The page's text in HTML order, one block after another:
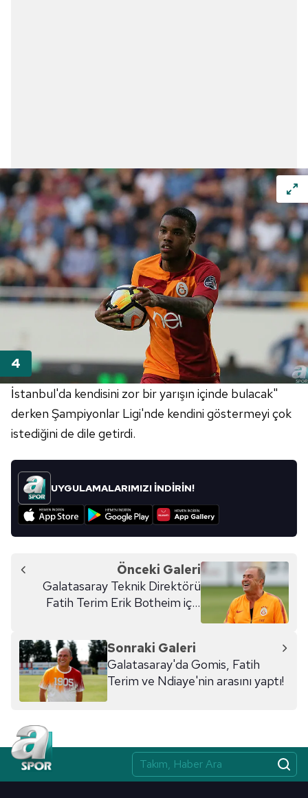
vasıtasıyla belirleyebilirsiniz. Çerezlere ilişkin detaylı bilgi
için Ayarlar butonuna tıklayabilir,
Çerez Bilgilendirme
Metnimiziziyaret edebilirsiniz.
6698 sayılı Kişisel Verilerin Korunması Kanunu uyarınca
hazırlanmış Aydınlatma Metnimizi okumak ve sitemizde
ilgili mevzuata uygun olarak kullanılan çerezlerle ilgili bilgi
almak için lütfentıklayınız.
İstanbul'da kendisini zor bir yarışın içinde bulacak"
derken Şampiyonlar Ligi'nde kendini göstermeyi çok
istediğini de dile getirdi.
UYGULAMALARIMIZI İNDİRİN!
Önceki Galeri
Galatasaray Teknik Direktörü
Fatih Terim Erik Botheim için
Sonraki Galeri
Galatasaray'da Gomis, Fatih
Terim ve Ndiaye'nin arasını yaptı!